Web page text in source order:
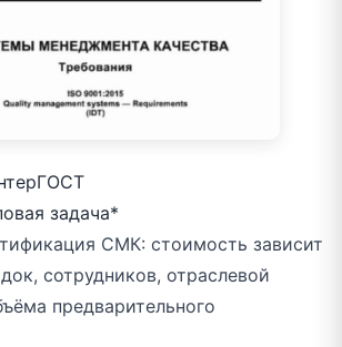
задача*
СМК: стоимость зависит
сотрудников, отраслевой
предварительного